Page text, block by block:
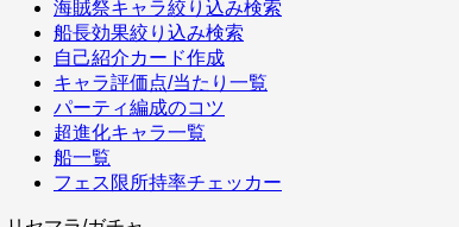
海賊祭キャラ絞り込み検索
船長効果絞り込み検索
自己紹介カード作成
キャラ評価点/当たり一覧
パーティ編成のコツ
超進化キャラ一覧
船一覧
フェス限所持率チェッカー